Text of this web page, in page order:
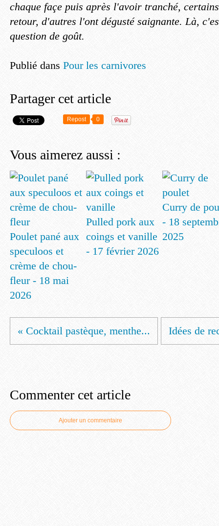
chaque façe puis après l'avoir tranché,
retour, d'autres l'ont dégusté saignante. Là,
question de goût.
Publié dans Pour les carnivores
Partager cet article
Repost 0
Vous aimerez aussi :
Poulet pané aux
speculoos et
crème de chou-
fleur - 18 mai
2026
Pulled pork aux
coings et vanille
- 17 février 2026
Curry de
- 18
2025
« Cocktail pastèque, menthe... Idées de
Commenter cet article
Ajouter un commentaire